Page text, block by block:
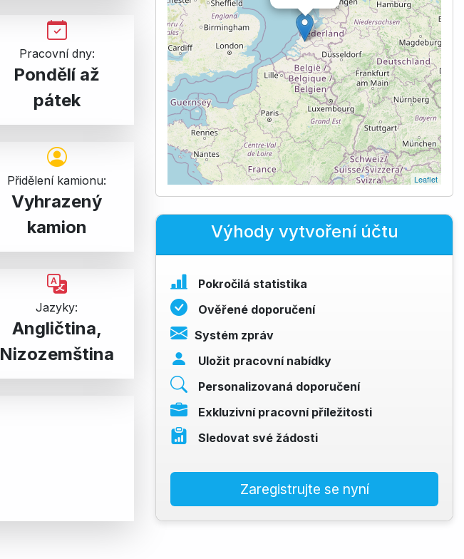
Pracovní dny:
Pondělí až
pátek
Přidělení kamionu:
Vyhrazený
kamion
Jazyky:
Angličtina,
Nizozemština
Leaflet
Výhody vytvoření účtu
Pokročilá statistika
Ověřené doporučení
Systém zpráv
Uložit pracovní nabídky
Personalizovaná doporučení
Exkluzivní pracovní příležitosti
Sledovat své žádosti
Zaregistrujte se nyní